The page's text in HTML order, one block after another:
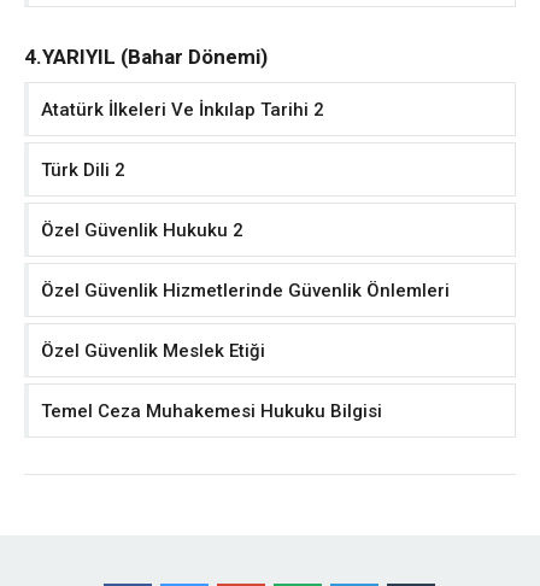
4.YARIYIL (Bahar Dönemi)
Atatürk İlkeleri Ve İnkılap Tarihi 2
Türk Dili 2
Özel Güvenlik Hukuku 2
Özel Güvenlik Hizmetlerinde Güvenlik Önlemleri
Özel Güvenlik Meslek Etiği
Temel Ceza Muhakemesi Hukuku Bilgisi